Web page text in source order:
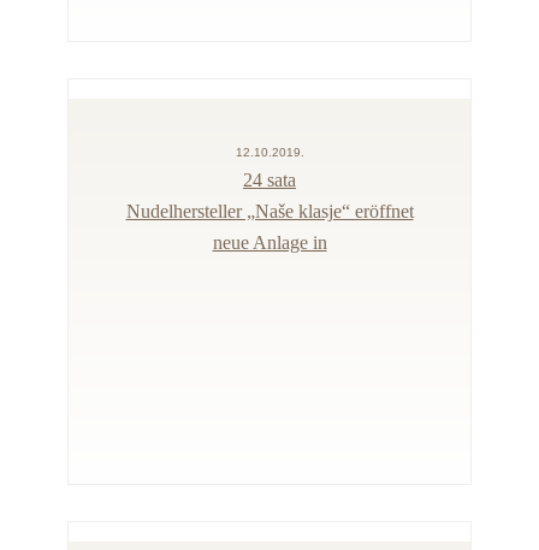
12.10.2019.
24 sata
Nudelhersteller „Naše klasje“ eröffnet
neue Anlage in